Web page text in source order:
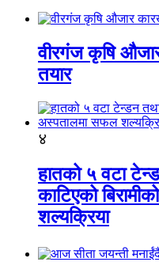
वीरगंज कृषि
तयार
४
हातको ५ वटा
काटिएको
शल्यक्रिया